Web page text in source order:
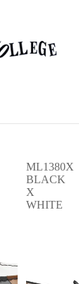
ML1380X
BLACK
X
WHITE